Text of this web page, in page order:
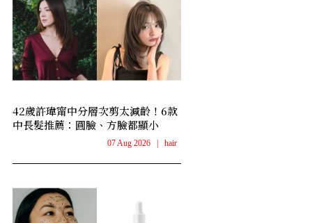
42歲許瑋甯中分層次剪太減齡！6款
中長髮推薦：圓臉、方臉都顯小
07 Aug 2026 | hair